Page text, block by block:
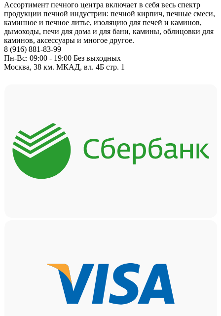
Ассортимент печного центра включает в себя весь спектр
продукции печной индустрии: печной кирпич, печные смеси,
каминное и печное литье, изоляцию для печей и каминов,
дымоходы, печи для дома и для бани, камины, облицовки для
каминов, аксессуары и многое другое.
8 (916) 881-83-99
Пн-Вс: 09:00 - 19:00 Без выходных
Москва, 38 км. МКАД, вл. 4Б стр. 1